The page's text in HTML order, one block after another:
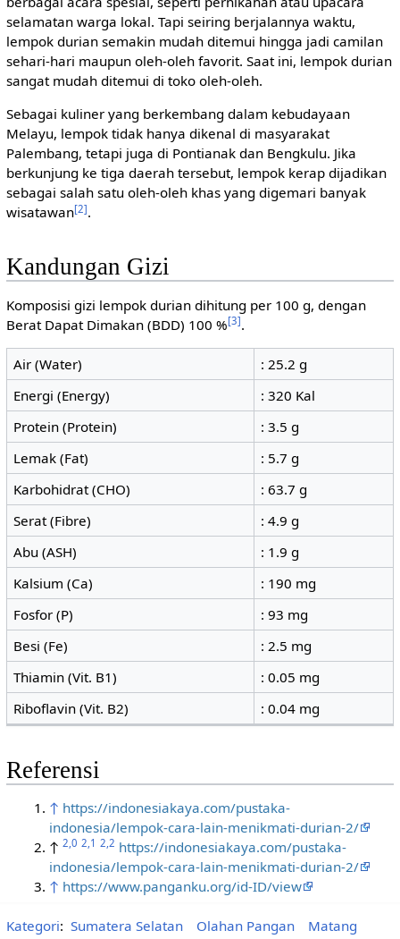
selamatan warga lokal. Tapi seiring berjalannya waktu,
lempok durian semakin mudah ditemui hingga jadi camilan
sehari-hari maupun oleh-oleh favorit. Saat ini, lempok durian
sangat mudah ditemui di toko oleh-oleh.
Sebagai kuliner yang berkembang dalam kebudayaan
Melayu, lempok tidak hanya dikenal di masyarakat
Palembang, tetapi juga di Pontianak dan Bengkulu. Jika
berkunjung ke tiga daerah tersebut, lempok kerap dijadikan
sebagai salah satu oleh-oleh khas yang digemari banyak
wisatawan[2].
Kandungan Gizi
Komposisi gizi lempok durian dihitung per 100 g, dengan
Berat Dapat Dimakan (BDD) 100 %[3].
Air (Water)
: 25.2 g
Energi (Energy)
: 320 Kal
Protein (Protein)
: 3.5 g
Lemak (Fat)
: 5.7 g
Karbohidrat (CHO)
: 63.7 g
Serat (Fibre)
: 4.9 g
Abu (ASH)
: 1.9 g
Kalsium (Ca)
: 190 mg
Fosfor (P)
: 93 mg
Besi (Fe)
: 2.5 mg
Thiamin (Vit. B1)
: 0.05 mg
Riboflavin (Vit. B2)
: 0.04 mg
Referensi
↑ https://indonesiakaya.com/pustaka-
indonesia/lempok-cara-lain-menikmati-durian-2/
↑2,0 2,1 2,2 https://indonesiakaya.com/pustaka-
indonesia/lempok-cara-lain-menikmati-durian-2/
↑ https://www.panganku.org/id-ID/view
Kategori: Sumatera Selatan Olahan Pangan Matang